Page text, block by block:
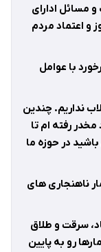
مسائل ادارای
و اعتماد مردم
با عوامل
نداریم. چندین
رفته ام تا
در حوزه ما
ناهنجاری های
سرقت و طلاق
رو به پایین